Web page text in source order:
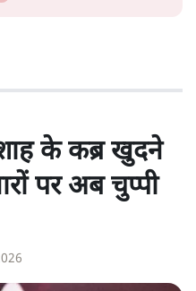
के कब्र खुदने
पर अब चुप्पी